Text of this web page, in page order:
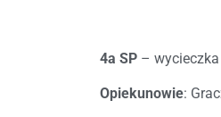
4a SP – wycieczka
Opiekunowie: